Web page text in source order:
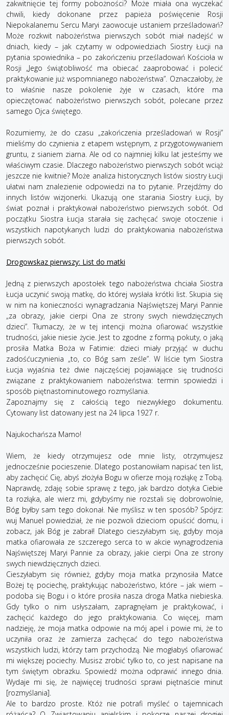
zakwitnięcie tej formy pobożności? Może miała ona wyczekać
chwili, kiedy dokonane przez papieża poświęcenie Rosji
Niepokalanemu Sercu Maryi zaowocuje ustaniem prześladowań?
Może rozkwit nabożeństwa pierwszych sobót miał nadejść w
dniach, kiedy – jak czytamy w odpowiedziach Siostry Łucji na
pytania spowiednika – po zakończeniu prześladowań Kościoła w
Rosji „Jego świątobliwość ma obiecać zaaprobować i polecić
praktykowanie już wspomnianego nabożeństwa”. Oznaczałoby, że
to właśnie nasze pokolenie żyje w czasach, które ma
opieczętować nabożeństwo pierwszych sobót, polecane przez
samego Ojca świętego.
Rozumiemy, że do czasu „zakończenia prześladowań w Rosji”
mieliśmy do czynienia z etapem wstępnym, z przygotowywaniem
gruntu, z sianiem ziarna. Ale od co najmniej kilku lat jesteśmy we
właściwym czasie. Dlaczego nabożeństwo pierwszych sobót wciąż
jeszcze nie kwitnie? Może analiza historycznych listów siostry Łucji
ułatwi nam znalezienie odpowiedzi na to pytanie. Przejdźmy do
innych listów wizjonerki. Ukazują one starania Siostry Łucji, by
świat poznał i praktykował nabożeństwo pierwszych sobót. Od
początku Siostra Łucja starała się zachęcać swoje otoczenie i
wszystkich napotykanych ludzi do praktykowania nabożeństwa
pierwszych sobót.
Drogowskaz pierwszy: List do matki
Jedną z pierwszych apostołek tego nabożeństwa chciała Siostra
Łucja uczynić swoją matkę, do której wysłała krótki list. Skupia się
w nim na konieczności wynagradzania Najświętszej Maryi Pannie
„za obrazy, jakie cierpi Ona ze strony swych niewdzięcznych
dzieci”. Tłumaczy, że w tej intencji można ofiarować wszystkie
trudności, jakie niesie życie. Jest to zgodne z formą pokuty, o jaką
prosiła Matka Boża w Fatimie: dzieci miały przyjąć w duchu
zadośćuczynienia „to, co Bóg sam ześle”. W liście tym Siostra
Łucja wyjaśnia też dwie najczęściej pojawiające się trudności
związane z praktykowaniem nabożeństwa: termin spowiedzi i
sposób piętnastominutowego rozmyślania.
Zapoznajmy się z całością tego niezwykłego dokumentu.
Cytowany list datowany jest na 24 lipca 1927 r.
Najukochańsza Mamo!
Wiem, że kiedy otrzymujesz ode mnie listy, otrzymujesz
jednocześnie pocieszenie. Dlatego postanowiłam napisać ten list,
aby zachęcić Cię, abyś złożyła Bogu w ofierze moją rozłąkę z Tobą.
Naprawdę, zdaję sobie sprawę z tego, jak bardzo dotyka Ciebie
ta rozłąka, ale wierz mi, gdybyśmy nie rozstali się dobrowolnie,
Bóg byłby sam tego dokonał. Nie myślisz w ten sposób? Spójrz:
wuj Manuel powiedział, że nie pozwoli dzieciom opuścić domu, i
zobacz, jak Bóg je zabrał! Dlatego cieszyłabym się, gdyby moja
matka ofiarowała ze szczerego serca to w akcie wynagrodzenia
Najświętszej Maryi Pannie za obrazy, jakie cierpi Ona ze strony
swych niewdzięcznych dzieci.
Cieszyłabym się również, gdyby moja matka przynosiła Matce
Bożej tę pociechę, praktykując nabożeństwo, które – jak wiem –
podoba się Bogu i o które prosiła nasza droga Matka niebieska.
Gdy tylko o nim usłyszałam, zapragnęłam je praktykować, i
zachęcić każdego do jego praktykowania. Co więcej, mam
nadzieję, że moja matka odpowie na mój apel i powie mi, że to
uczyniła oraz że zamierza zachęcać do tego nabożeństwa
wszystkich ludzi, którzy tam przychodzą. Nie mogłabyś ofiarować
mi większej pociechy. Musisz zrobić tylko to, co jest napisane na
tym świętym obrazku. Spowiedź można odprawić innego dnia.
Wydaje mi się, że najwięcej trudności sprawi piętnaście minut
[rozmyślania].
Ale to bardzo proste. Któż nie potrafi myśleć o tajemnicach